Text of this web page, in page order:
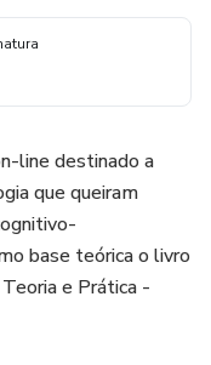
line destinado a
que queiram
base teórica o livro
e Prática -